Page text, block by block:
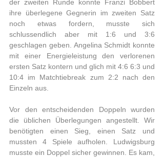
der zweiten Runde konnte Franzi Bobbert
ihre überlegene Gegnerin im zweiten Satz
noch etwas fordern, musste sich
schlussendlich aber mit 1:6 und 3:6
geschlagen geben. Angelina Schmidt konnte
mit einer Energieleistung den verlorenen
ersten Satz kontern und glich mit 4:6 6:3 und
10:4 im Matchtiebreak zum 2:2 nach den
Einzeln aus.
Vor den entscheidenden Doppeln wurden
die üblichen Überlegungen angestellt. Wir
benötigten einen Sieg, einen Satz und
mussten 4 Spiele aufholen. Ludwigsburg
musste ein Doppel sicher gewinnen. Es kam,